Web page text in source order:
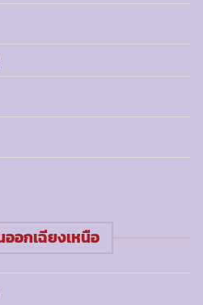
อกเฉียงเหนือ